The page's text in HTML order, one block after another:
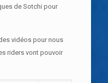
de Sotchi pour
vidéos pour nous
riders vont pouvoir